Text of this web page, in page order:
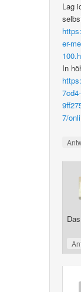
Lag
er-
In
7/